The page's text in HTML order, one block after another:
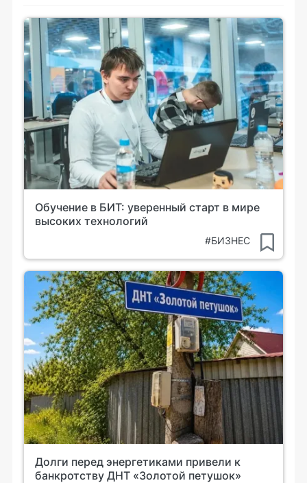
Обучение в БИТ: уверенный старт в мире
высоких технологий
#БИЗНЕС
Долги перед энергетиками привели к
банкротству ДНТ «Золотой петушок»